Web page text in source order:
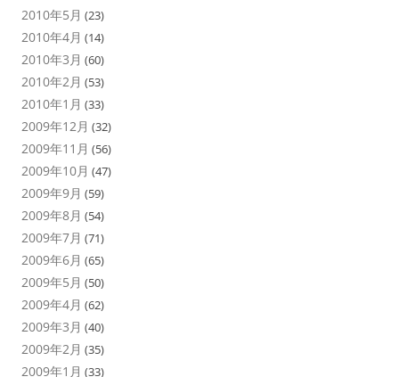
2010年5月 (23)
2010年4月 (14)
2010年3月 (60)
2010年2月 (53)
2010年1月 (33)
2009年12月 (32)
2009年11月 (56)
2009年10月 (47)
2009年9月 (59)
2009年8月 (54)
2009年7月 (71)
2009年6月 (65)
2009年5月 (50)
2009年4月 (62)
2009年3月 (40)
2009年2月 (35)
2009年1月 (33)